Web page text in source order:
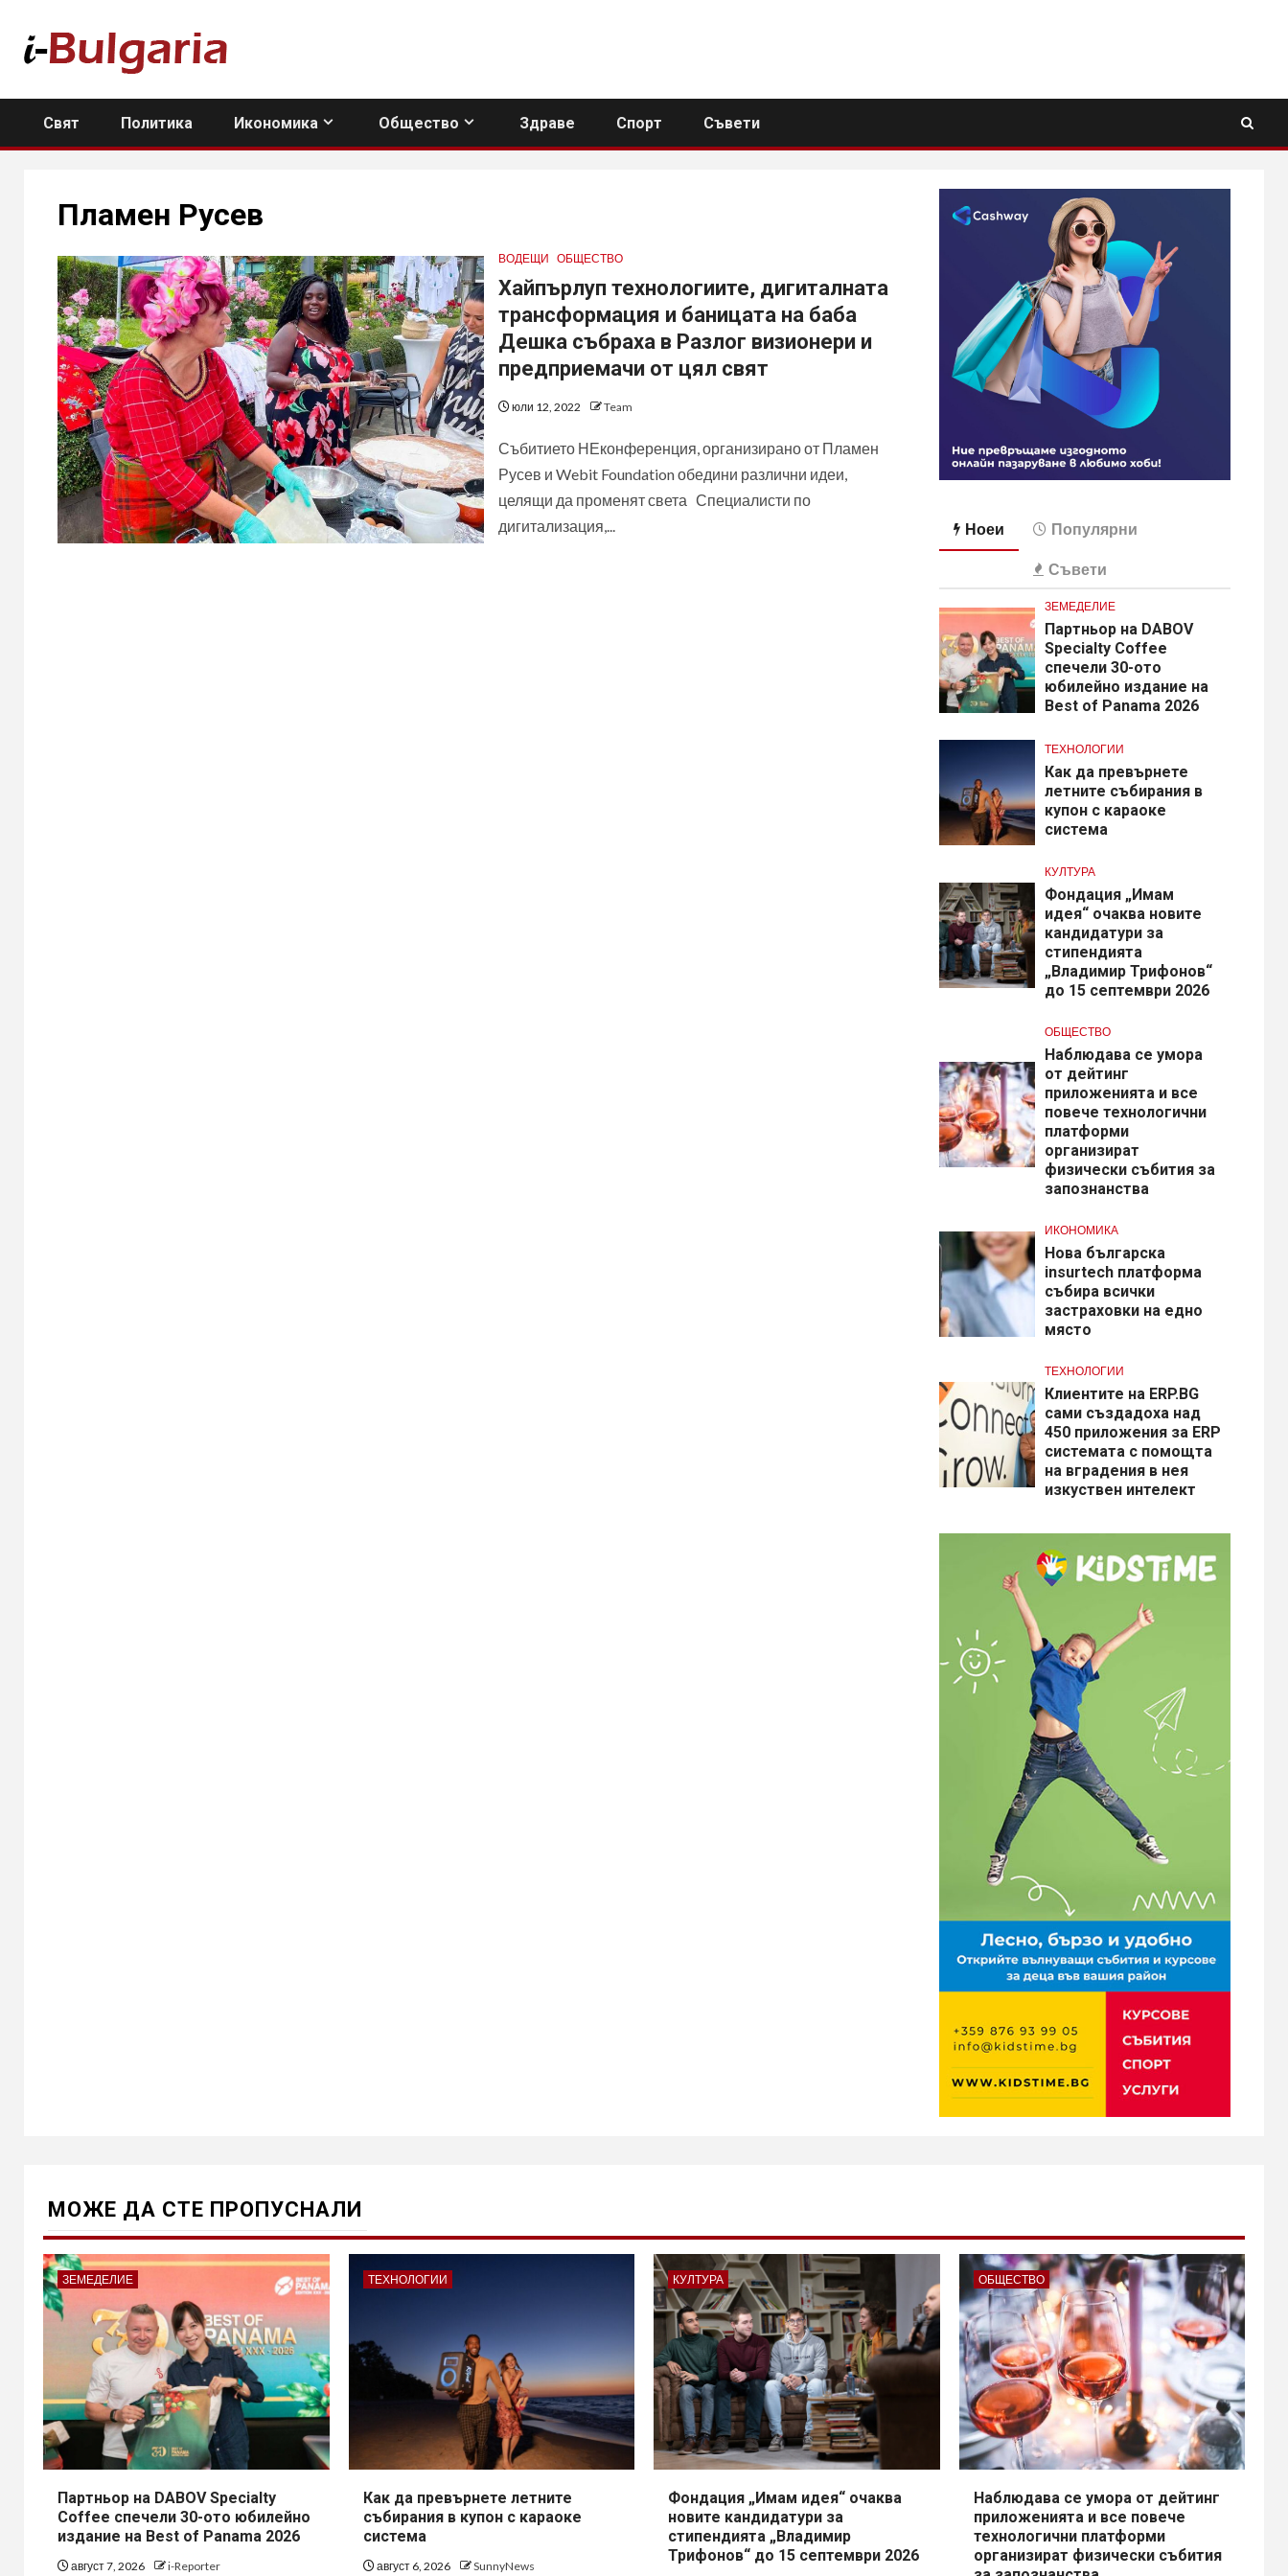
content
Свят Политика Икономика Общество Здраве Спорт Съвети
Пламен Русев
ВОДЕЩИ ОБЩЕСТВО
Хайпърлуп технологиите, дигиталната
трансформация и баницата на баба
Дешка събраха в Разлог визионери и
предприемачи от цял свят
юли 12, 2022 Team
Събитието НЕконференция, организирано от Пламен
Русев и Webit Foundation обедини различни идеи,
целящи да променят света Специалисти по
дигитализация,...
Ноеи Популярни
Съвети
ЗЕМЕДЕЛИЕ
Партньор на DABOV
Specialty Coffee
спечели 30-ото
юбилейно издание на
Best of Panama 2026
ТЕХНОЛОГИИ
Как да превърнете
летните събирания в
купон с караоке
система
КУЛТУРА
Фондация „Имам
идея“ очаква новите
кандидатури за
стипендията
„Владимир Трифонов“
до 15 септември 2026
ОБЩЕСТВО
Наблюдава се умора
от дейтинг
приложенията и все
повече технологични
платформи
организират
физически събития за
запознанства
ИКОНОМИКА
Нова българска
insurtech платформа
събира всички
застраховки на едно
място
ТЕХНОЛОГИИ
Клиентите на ERP.BG
сами създадоха над
450 приложения за ERP
системата с помощта
на вградения в нея
изкуствен интелект
МОЖE ДА СТЕ ПРОПУСНАЛИ
ЗЕМЕДЕЛИЕ
Партньор на DABOV Specialty
Coffee спечели 30-ото юбилейно
издание на Best of Panama 2026
август 7, 2026 i-Reporter
ТЕХНОЛОГИИ
Как да превърнете летните
събирания в купон с караоке
система
август 6, 2026 SunnyNews
КУЛТУРА
Фондация „Имам идея“ очаква
новите кандидатури за
стипендията „Владимир
Трифонов“ до 15 септември 2026
ОБЩЕСТВО
Наблюдава се умора от дейтинг
приложенията и все повече
технологични платформи
организират физически събития